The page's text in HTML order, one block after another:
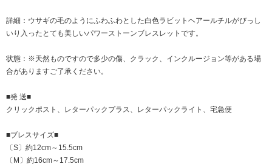
詳細：ウサギの毛のようにふわふわとした白色ラビットヘアールチルがびっし
いり入ったとても美しいパワーストーンブレスレットです。
状態：※天然ものですので多少の傷、クラック、インクルージョン等がある場
合がありますご了承ください。
■発 送■
クリックポスト、レターパックプラス、レターパックライト、宅急便
■ブレスサイズ■
〔S〕約12cm～15.5cm
〔M〕約16cm～17.5cm